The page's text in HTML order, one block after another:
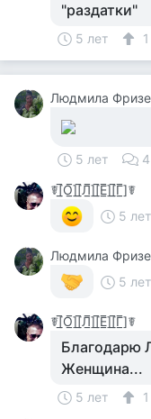
"раздатки"
5 лет 1
Людмила
5 лет 4
☤[̲̅О̲̅][̲̅Л̲̅][̲̅Е̲̅][̲̅Г̲̅]☤
5 лет
Людмила
5 лет
☤[̲̅О̲̅][̲̅Л̲̅][̲̅Е̲̅][̲̅Г̲̅]☤
Благодарю
Женщина...
5 лет
1